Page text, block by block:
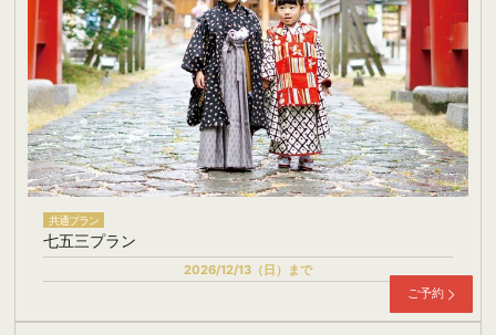
共通プラン
七五三プラン
2026/12/13（日）まで
ご予約